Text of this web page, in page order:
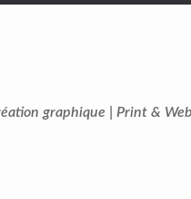
graphique | Print & Web